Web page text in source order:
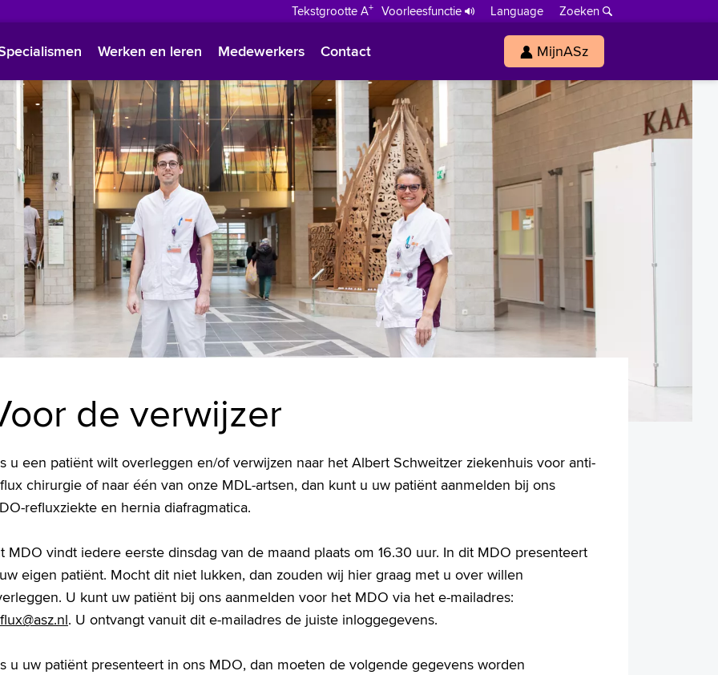
Tekstgrootte A+ Voorleesfunctie Language
Zoeken
Polski
Türkçe
Arabisch
Werken en leren Medewerkers Contact MijnASz
de verwijzer
u een patiënt wilt overleggen en/of verwijzen naar het Albert Schweitzer ziekenhuis voor anti-
chirurgie of naar één van onze MDL-artsen, dan kunt u uw patiënt aanmelden bij ons
refluxziekte en hernia diafragmatica.
MDO vindt iedere eerste dinsdag van de maand plaats om 16.30 uur. In dit MDO presenteert
eigen patiënt. Mocht dit niet lukken, dan zouden wij hier graag met u over willen
U kunt uw patiënt bij ons aanmelden voor het MDO via het e-mailadres:
. U ontvangt vanuit dit e-mailadres de juiste inloggegevens.
u uw patiënt presenteert in ons MDO, dan moeten de volgende gegevens worden